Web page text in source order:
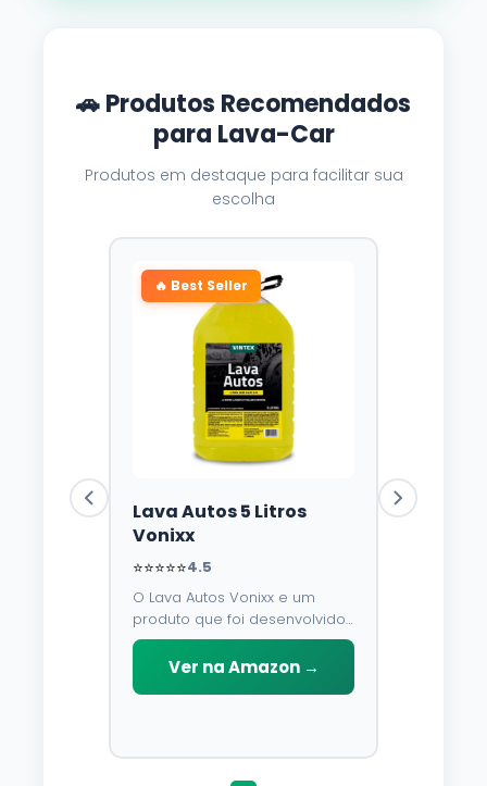
🚗 Produtos Recomendados
para Lava-Car
Produtos em destaque para facilitar sua
escolha
🔥 Best Seller
Lava Autos 5 Litros
Vonixx
⭐⭐⭐⭐⭐4.5
O Lava Autos Vonixx e um
produto que foi desenvolvido
para limpar, proteger e
conservar a lataria do veiculo.
Por possuir pH neutro, pode
Ver na Amazon →